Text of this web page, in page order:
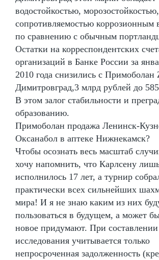
водостойкостью,
сопротивляемостью коррозионным
по сравнению с обычным
Остатки на корреспондентских
организаций в Банке России за
2010 года снизились с Примоболан
Димитровград,3 млрд рублей до
В этом залог стабильности и
образованию.
Примоболан продажа Ленинск-
Оксанабол в аптеке Нижнекамск?
Чтобы осознать весь масштаб
хочу напомнить, что Карлсену
исполнилось 17 лет, а турнир
практически всех сильнейших
мира! И я не знаю каким из них
пользоваться в будущем, а может
новое придумают. При составлении
исследования учитывается только
непросроченная задолженность